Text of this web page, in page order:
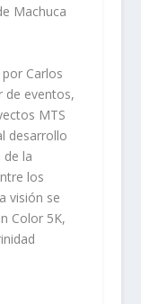
Machuca
Carlos
de eventos,
MTS
desarrollo
la
los
visión se
Color 5K,